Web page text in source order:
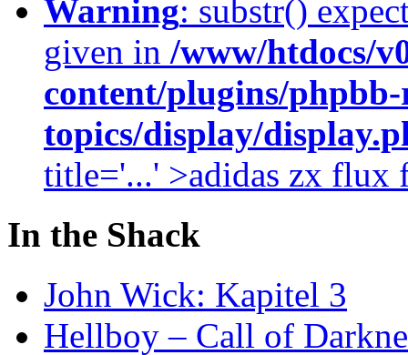
Warning: substr()
given in /www/htdocs/
content/plugins/phpbb-
topics/display/
title='...' >adidas zx flux
In the Shack
John Wick: Kapitel 3
Hellboy – Call of